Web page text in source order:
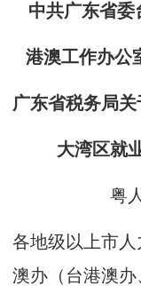
中共广东省委
港澳工作办公
广东省税务局
大湾区就
粤
各地级以上市
澳办（台港澳